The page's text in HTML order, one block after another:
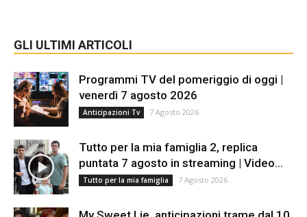
GLI ULTIMI ARTICOLI
Programmi TV del pomeriggio di oggi |
venerdì 7 agosto 2026
Anticipazioni Tv 7 Agosto 2026
Tutto per la mia famiglia 2, replica
puntata 7 agosto in streaming | Video...
Tutto per la mia famiglia 7 Agosto 2026